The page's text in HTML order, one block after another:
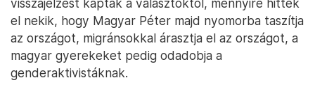
visszajelzést kaptak a választóktól, mennyire hitték
el nekik, hogy Magyar Péter majd nyomorba taszítja
az országot, migránsokkal árasztja el az országot, a
magyar gyerekeket pedig odadobja a
genderaktivistáknak.